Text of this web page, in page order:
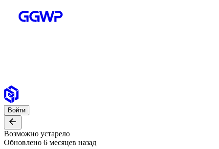
Войти
Возможно устарело
Обновлено 6 месяцев назад